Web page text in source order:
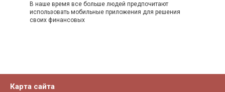
В наше время все больше людей предпочитают
использовать мобильные приложения для решения
своих финансовых
Карта сайта